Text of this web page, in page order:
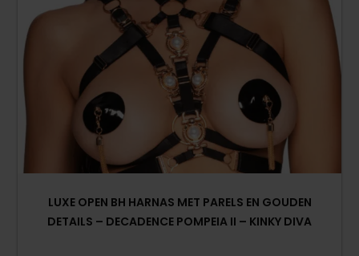
LUXE OPEN BH HARNAS MET PARELS EN GOUDEN
DETAILS – DECADENCE POMPEIA II – KINKY DIVA